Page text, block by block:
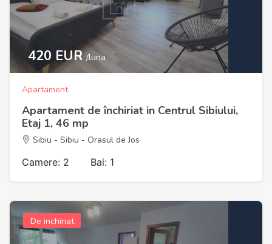
420 EUR/luna
Apartament
Apartament de închiriat in Centrul Sibiului,
Etaj 1, 46 mp
Sibiu - Sibiu - Orasul de Jos
Camere: 2 Bai: 1
De inchiriat